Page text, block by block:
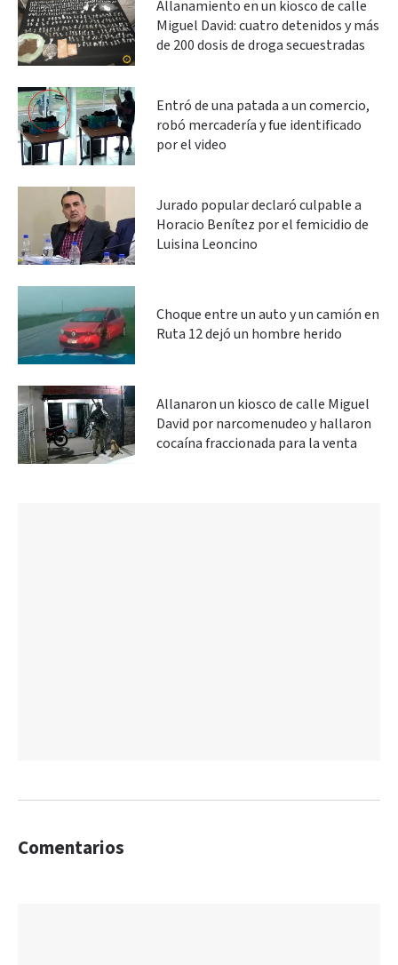
Allanamiento en un kiosco de calle
Miguel David: cuatro detenidos y más
de 200 dosis de droga secuestradas
Entró de una patada a un comercio,
robó mercadería y fue identificado
por el video
Jurado popular declaró culpable a
Horacio Benítez por el femicidio de
Luisina Leoncino
Choque entre un auto y un camión en
Ruta 12 dejó un hombre herido
Allanaron un kiosco de calle Miguel
David por narcomenudeo y hallaron
cocaína fraccionada para la venta
Comentarios